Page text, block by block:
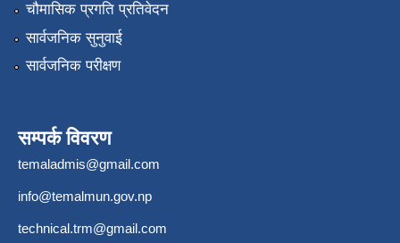
चौमासिक प्रगति प्रतिवेदन
सार्वजनिक सुनुवाई
सार्वजनिक परीक्षण
सम्पर्क विवरण
temaladmis@gmail.com
info@temalmun.gov.np
technical.trm@gmail.com